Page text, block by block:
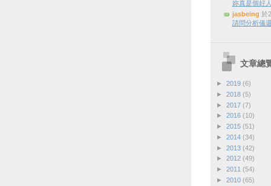
妳真是個好人
jasbeing 於
請問分析儀
文章總
► 2019 (6)
► 2018 (5)
► 2017 (7)
► 2016 (10)
► 2015 (51)
► 2014 (34)
► 2013 (42)
► 2012 (49)
► 2011 (54)
► 2010 (65)